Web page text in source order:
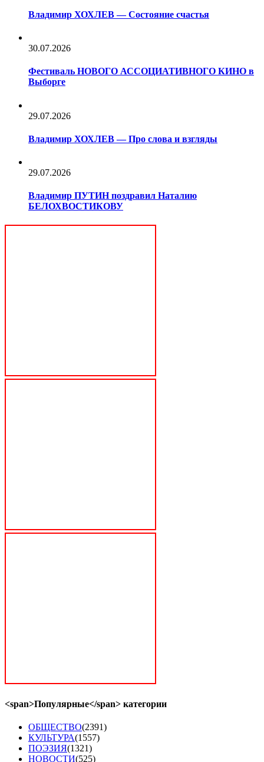
Владимир ХОХЛЕВ — Состояние счастья
30.07.2026
Фестиваль НОВОГО АССОЦИАТИВНОГО КИНО в
Выборге
29.07.2026
Владимир ХОХЛЕВ — Про слова и взгляды
29.07.2026
Владимир ПУТИН поздравил Наталию
БЕЛОХВОСТИКОВУ
<span>Популярные</span> категории
ОБЩЕСТВО(2391)
КУЛЬТУРА(1557)
ПОЭЗИЯ(1321)
НОВОСТИ(525)